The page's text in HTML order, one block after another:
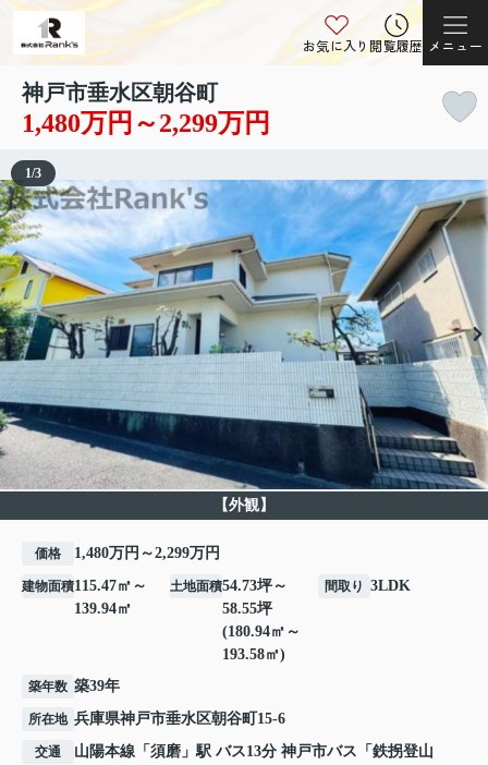
お気に入り閲覧履歴 メニュー
神戸市垂水区朝谷町
1,480万円～2,299万円
【外観】
1/3
価格 1,480万円～2,299万円
建物面積115.47㎡～
139.94㎡
土地面積54.73坪～
58.55坪
(180.94㎡～
193.58㎡)
間取り 3LDK
築年数 築39年
所在地 兵庫県神戸市垂水区朝谷町 15-6
交通 山陽本線 「 須磨 」駅 バス13分 神戸市バス「鉄拐登山